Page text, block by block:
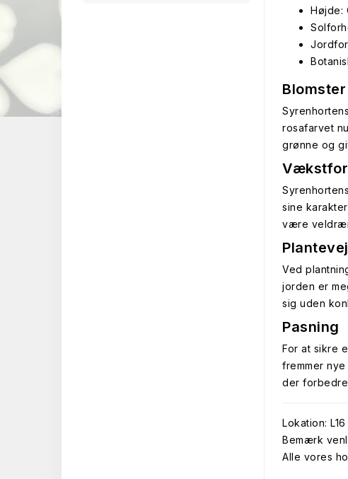
Højde:
rosafarvet
grønne og
sine
være
Ved
jorden er
sig uden
Pasning
For at sikre
fremmer
der
Lokation: L16
Bemærk
Alle vores